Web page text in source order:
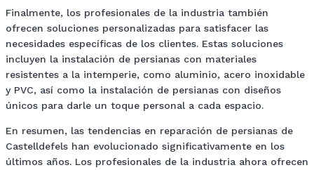
Finalmente, los profesionales de la industria también
ofrecen soluciones personalizadas para satisfacer las
necesidades específicas de los clientes. Estas soluciones
incluyen la instalación de persianas con materiales
resistentes a la intemperie, como aluminio, acero inoxidable
y PVC, así como la instalación de persianas con diseños
únicos para darle un toque personal a cada espacio.
En resumen, las tendencias en reparación de persianas de
Castelldefels han evolucionado significativamente en los
últimos años. Los profesionales de la industria ahora ofrecen